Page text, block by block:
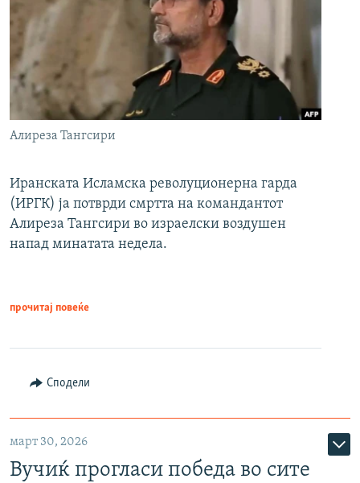
Алиреза Тангсири
Иранската Исламска револуционерна гарда
(ИРГК) ја потврди смртта на командантот
Алиреза Тангсири во израелски воздушен
напад минатата недела.
прочитај повеќе
Сподели
март 30, 2026
Вучиќ прогласи победа во сите